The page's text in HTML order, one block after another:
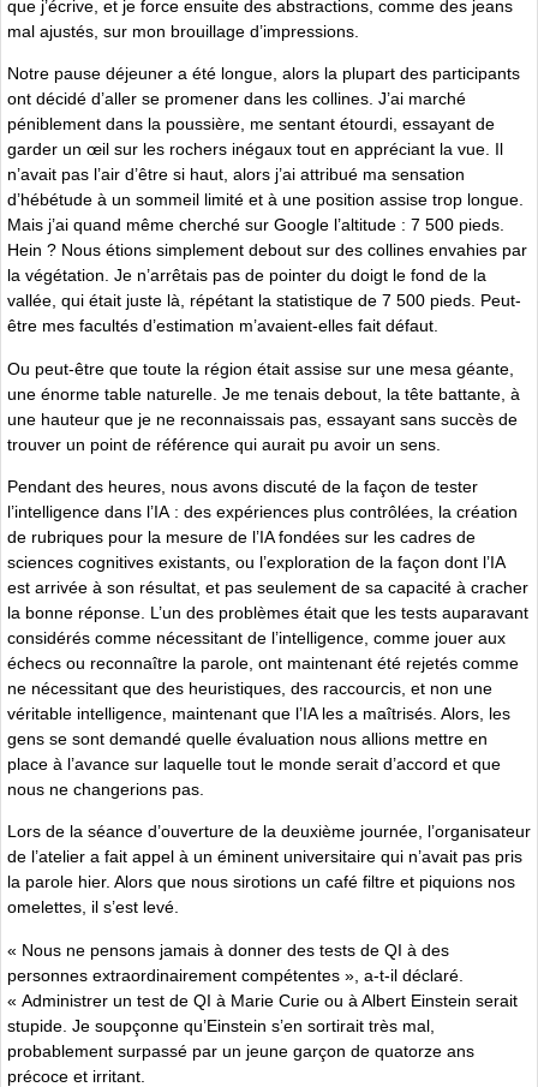
que j’écrive, et je force ensuite des abstractions, comme des jeans
mal ajustés, sur mon brouillage d’impressions.
Notre pause déjeuner a été longue, alors la plupart des participants
ont décidé d’aller se promener dans les collines. J’ai marché
péniblement dans la poussière, me sentant étourdi, essayant de
garder un œil sur les rochers inégaux tout en appréciant la vue. Il
n’avait pas l’air d’être si haut, alors j’ai attribué ma sensation
d’hébétude à un sommeil limité et à une position assise trop longue.
Mais j’ai quand même cherché sur Google l’altitude : 7 500 pieds.
Hein ? Nous étions simplement debout sur des collines envahies par
la végétation. Je n’arrêtais pas de pointer du doigt le fond de la
vallée, qui était juste là, répétant la statistique de 7 500 pieds. Peut-
être mes facultés d’estimation m’avaient-elles fait défaut.
Ou peut-être que toute la région était assise sur une mesa géante,
une énorme table naturelle. Je me tenais debout, la tête battante, à
une hauteur que je ne reconnaissais pas, essayant sans succès de
trouver un point de référence qui aurait pu avoir un sens.
Pendant des heures, nous avons discuté de la façon de tester
l’intelligence dans l’IA : des expériences plus contrôlées, la création
de rubriques pour la mesure de l’IA fondées sur les cadres de
sciences cognitives existants, ou l’exploration de la façon dont l’IA
est arrivée à son résultat, et pas seulement de sa capacité à cracher
la bonne réponse. L’un des problèmes était que les tests auparavant
considérés comme nécessitant de l’intelligence, comme jouer aux
échecs ou reconnaître la parole, ont maintenant été rejetés comme
ne nécessitant que des heuristiques, des raccourcis, et non une
véritable intelligence, maintenant que l’IA les a maîtrisés. Alors, les
gens se sont demandé quelle évaluation nous allions mettre en
place à l’avance sur laquelle tout le monde serait d’accord et que
nous ne changerions pas.
Lors de la séance d’ouverture de la deuxième journée, l’organisateur
de l’atelier a fait appel à un éminent universitaire qui n’avait pas pris
la parole hier. Alors que nous sirotions un café filtre et piquions nos
omelettes, il s’est levé.
« Nous ne pensons jamais à donner des tests de QI à des
personnes extraordinairement compétentes », a-t-il déclaré.
« Administrer un test de QI à Marie Curie ou à Albert Einstein serait
stupide. Je soupçonne qu’Einstein s’en sortirait très mal,
probablement surpassé par un jeune garçon de quatorze ans
précoce et irritant.